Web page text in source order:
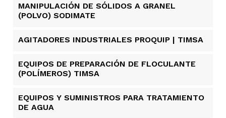
MANIPULACIÓN DE SÓLIDOS A GRANEL
(POLVO) SODIMATE
AGITADORES INDUSTRIALES PROQUIP | TIMSA
EQUIPOS DE PREPARACIÓN DE FLOCULANTE
(POLÍMEROS) TIMSA
EQUIPOS Y SUMINISTROS PARA TRATAMIENTO
DE AGUA